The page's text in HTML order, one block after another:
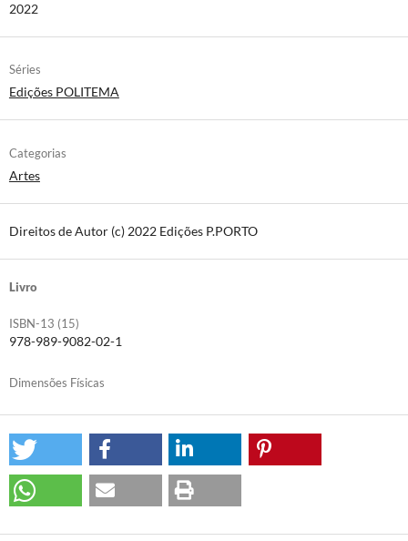
2022
Séries
Edições POLITEMA
Categorias
Artes
Direitos de Autor (c) 2022 Edições P.PORTO
Livro
ISBN-13 (15)
978-989-9082-02-1
Dimensões Físicas